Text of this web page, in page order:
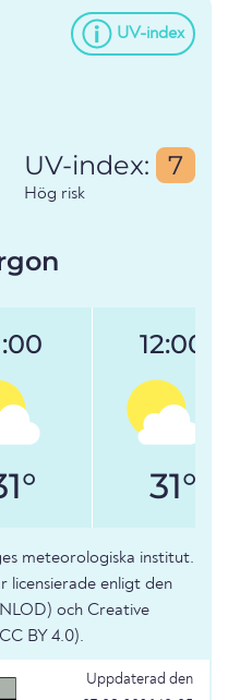
UV-index
UV-index: 7
Hög risk
12:00
31°
meteorologiska institut.
licensierade enligt den
och Creative
BY 4.0).
Uppdaterad den